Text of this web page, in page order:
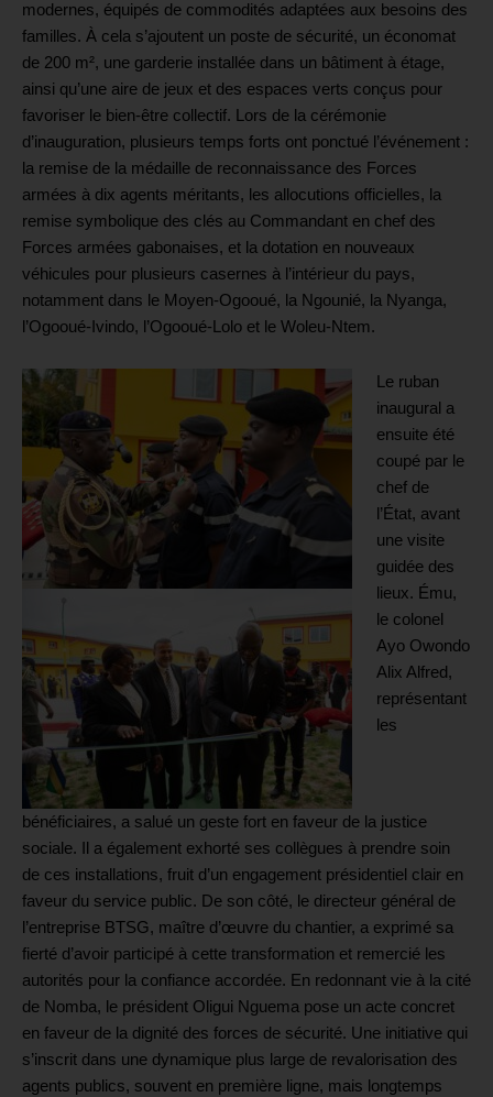
modernes, équipés de commodités adaptées aux besoins des
familles. À cela s’ajoutent un poste de sécurité, un économat
de 200 m², une garderie installée dans un bâtiment à étage,
ainsi qu’une aire de jeux et des espaces verts conçus pour
favoriser le bien-être collectif. Lors de la cérémonie
d’inauguration, plusieurs temps forts ont ponctué l’événement :
la remise de la médaille de reconnaissance des Forces
armées à dix agents méritants, les allocutions officielles, la
remise symbolique des clés au Commandant en chef des
Forces armées gabonaises, et la dotation en nouveaux
véhicules pour plusieurs casernes à l’intérieur du pays,
notamment dans le Moyen-Ogooué, la Ngounié, la Nyanga,
l’Ogooué-Ivindo, l’Ogooué-Lolo et le Woleu-Ntem.
Le ruban
inaugural a
ensuite été
coupé par le
chef de
l’État, avant
une visite
guidée des
lieux. Ému,
le colonel
Ayo Owondo
Alix Alfred,
représentant
les
bénéficiaires, a salué un geste fort en faveur de la justice
sociale. Il a également exhorté ses collègues à prendre soin
de ces installations, fruit d’un engagement présidentiel clair en
faveur du service public. De son côté, le directeur général de
l’entreprise BTSG, maître d’œuvre du chantier, a exprimé sa
fierté d’avoir participé à cette transformation et remercié les
autorités pour la confiance accordée. En redonnant vie à la cité
de Nomba, le président Oligui Nguema pose un acte concret
en faveur de la dignité des forces de sécurité. Une initiative qui
s’inscrit dans une dynamique plus large de revalorisation des
agents publics, souvent en première ligne, mais longtemps